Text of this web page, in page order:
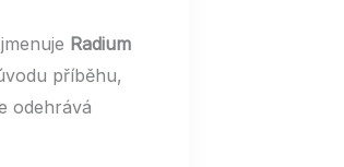
Radium
příběhu,
odehrává